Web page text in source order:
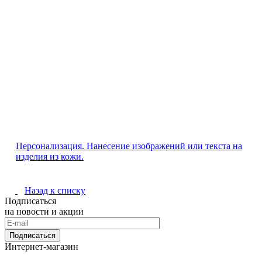
Персонализация. Нанесение изображений или текста на
изделия из кожи.
Назад к списку
Подписаться
на новости и акции
Подписаться
Интернет-магазин